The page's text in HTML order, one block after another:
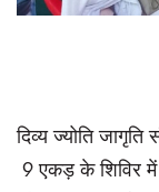
दिव्य ज्योति
9 एकड़ के शिविर में